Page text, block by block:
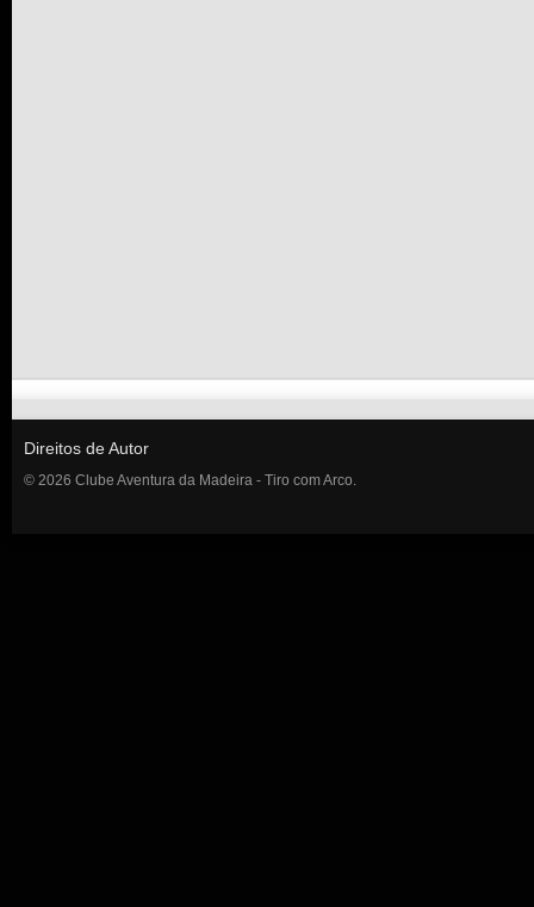
Direitos de Autor
© 2026 Clube Aventura da Madeira - Tiro com Arco.